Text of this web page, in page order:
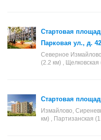
Стартовая
Парковая ул., д.
Северное
(2.2 км) , Щелковская
Стартовая
Измайлово,
км) , Партизанская